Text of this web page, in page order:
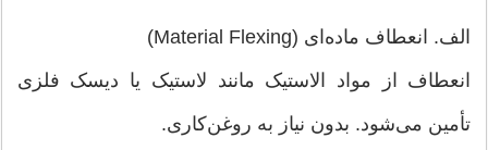
الف. انعطاف ماده‌ای (Material Flexing)
انعطاف از مواد الاستیک مانند لاستیک یا دیسک فلزی
تأمین می‌شود. بدون نیاز به روغن‌کاری.